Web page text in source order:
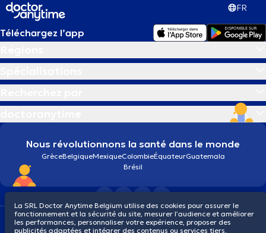
FR
Téléchargez l’app
Nous révolutionnons la santé dans le monde
GrèceBelgiqueMexiqueColombieÉquateurGuatemala
Brésil
Conditions générales CookiesPolitique de confidentialité
© 2026 doctoranytime
La SRL Doctor Anytime Belgium utilise des cookies pour assurer le
fonctionnement et la sécurité du site, mesurer l’audience et améliorer
les performances, personnaliser votre expérience, proposer des
publicités adaptées et intégrer des contenus ou services tiers.